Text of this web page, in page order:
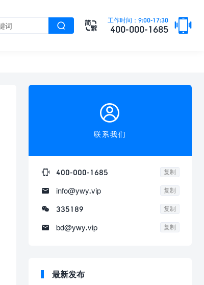
工作时间：9:00-17:30
400-000-1685 



联系我们
 400-000-1685 复制
 info@ywy.vip 复制
 335189 复制
 bd@ywy.vip 复制
最新发布